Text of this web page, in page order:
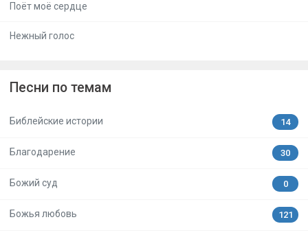
Поёт моё сердце
Нежный голос
Песни по темам
Библейские истории 14
Благодарение 30
Божий суд 0
Божья любовь 121